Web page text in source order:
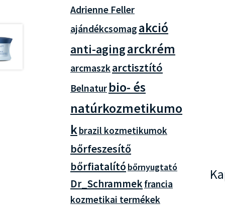
Adrienne Feller
ajándékcsomag akció
anti-agingarckrém
arcmaszkarctisztító
Belnatur bio- és
natúrkozmetikumo
kbrazil kozmetikumok
bőrfeszesítő
bőrfiatalító bőrnyugtató
Dr_Schrammekfrancia
kozmetikai termékek